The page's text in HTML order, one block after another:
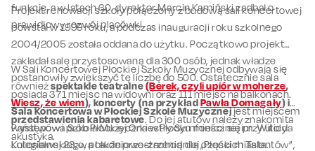
funkcję, a w latach 60. dyrektor Marcin Kamiński zadbał o
prawidłowy rozwój placówki.
Projekt renowacji szkoły połączony z budową sali koncertowej
powstał w 1999 roku, a podczas inauguracji roku szkolnego
2004/2005 została oddana do użytku. Początkowo projekt
zakładał salę przystosowaną dla 300 osób, jednak władze
postanowiły zwiększyć tę liczbę do 500. Ostatecznie sala
posiada 371 miejsc na widowni oraz 111 miejsc na balkonach.
Sala Koncertowa w Płockiej Szkole Muzycznejjest miejscem
występów i prób Płockiej Orkiestry Symfonicznej im. Witolda
Lutosławskiego, a także przestrzenią dla „Płockich Talentów”,
W Sali Koncertowej Płockiej Szkoły Muzycznej odbywają się
równieżspektakle teatralne(Berek, czyli upiór w moherze,
Wiesz, że wiem), koncerty (na przykładPawła Domagały) i
przedstawienia kabaretowe. Do jej atutów należy znakomita
akustyka.
Państwowa Szkoła Muzyczna w Płocku mieści się przy ulicy
Kolegialnej 23, w południowo-zachodniej części miasta.